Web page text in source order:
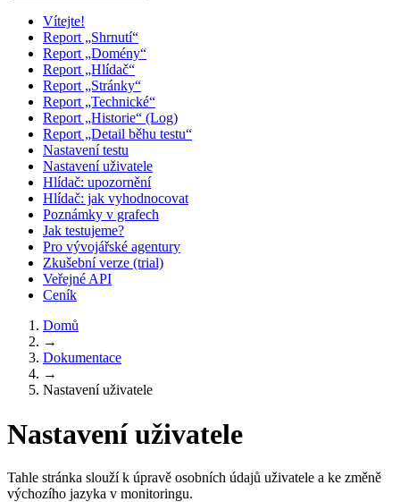
Vítejte!
Report „Shrnutí“
Report „Domény“
Report „Hlídač“
Report „Stránky“
Report „Technické“
Report „Historie“ (Log)
Report „Detail běhu testu“
Nastavení testu
Nastavení uživatele
Hlídač: upozornění
Hlídač: jak vyhodnocovat
Poznámky v grafech
Jak testujeme?
Pro vývojářské agentury
Zkušební verze (trial)
Veřejné API
Ceník
Domů
→
Dokumentace
→
Nastavení uživatele
Nastavení uživatele
Tahle stránka slouží k úpravě osobních údajů uživatele a ke změně
výchozího jazyka v monitoringu.